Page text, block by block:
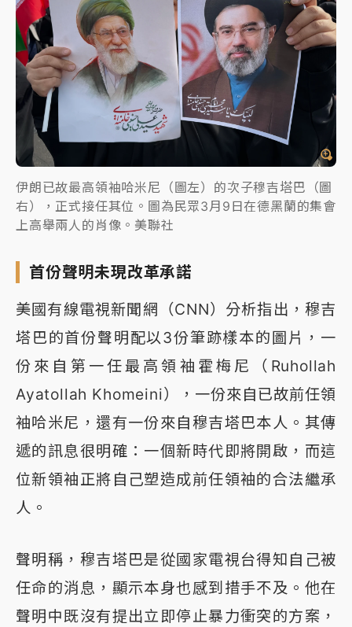
伊朗已故最高領袖哈米尼（圖左）的次子穆吉塔巴（圖
右），正式接任其位。圖為民眾3月9日在德黑蘭的集會
上高舉兩人的肖像。美聯社
首份聲明未現改革承諾
美國有線電視新聞網（CNN）分析指出，穆吉
塔巴的首份聲明配以3份筆跡樣本的圖片，一
份來自第一任最高領袖霍梅尼（Ruhollah
Ayatollah Khomeini），一份來自已故前任領
袖哈米尼，還有一份來自穆吉塔巴本人。其傳
遞的訊息很明確：一個新時代即將開啟，而這
位新領袖正將自己塑造成前任領袖的合法繼承
人。
聲明稱，穆吉塔巴是從國家電視台得知自己被
任命的消息，顯示本身也感到措手不及。他在
聲明中既沒有提出立即停止暴力衝突的方案，